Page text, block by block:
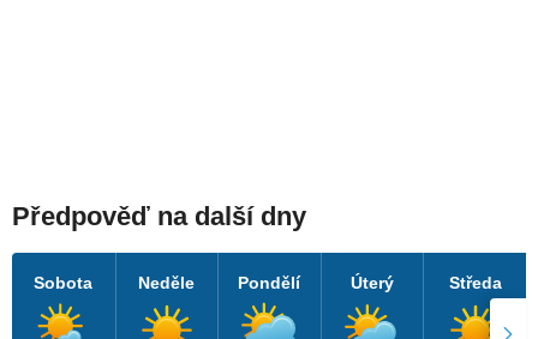
Předpověď na další dny
Sobota Neděle Pondělí Úterý Středa